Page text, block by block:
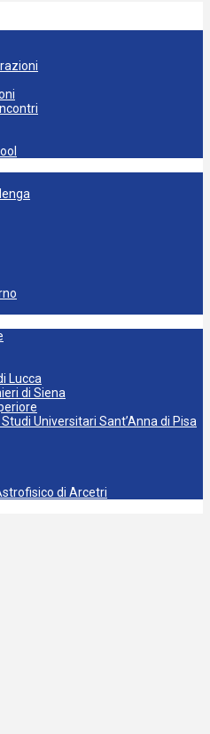
Lucca
di Siena
Universitari Sant’Anna di Pisa
di Arcetri